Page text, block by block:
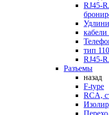
RJ45-
тип 110
RJ45-
Разъемы
назад
F-type
RCA,